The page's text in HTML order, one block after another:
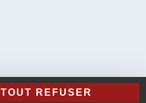
TOUT REFUSER